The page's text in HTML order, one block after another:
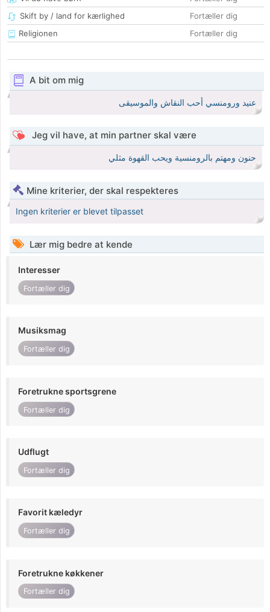
Skift by / land for kærlighed
Fortæller dig
Religionen
Fortæller dig
A bit om mig
عنيد ورومنسي أحب النقاش والموسيقى
Jeg vil have, at min partner skal være
حنون ومهتم بالرومنسية ويحب القهوة مثلي
Mine kriterier, der skal respekteres
Ingen kriterier er blevet tilpasset
Lær mig bedre at kende
Interesser
Fortæller dig
Musiksmag
Fortæller dig
Foretrukne sportsgrene
Fortæller dig
Udflugt
Fortæller dig
Favorit kæledyr
Fortæller dig
Foretrukne køkkener
Fortæller dig